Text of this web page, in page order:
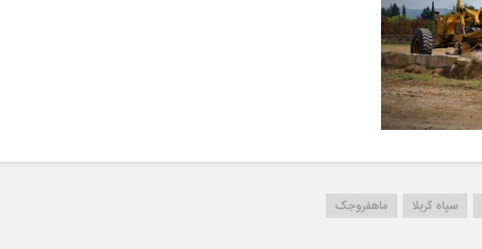
سپاه کربلا ماهفروجک